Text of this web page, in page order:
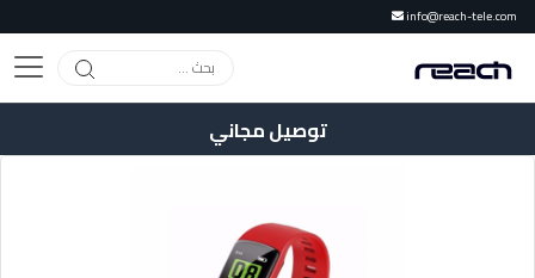
info@reach-tele.com
توصيل مجاني